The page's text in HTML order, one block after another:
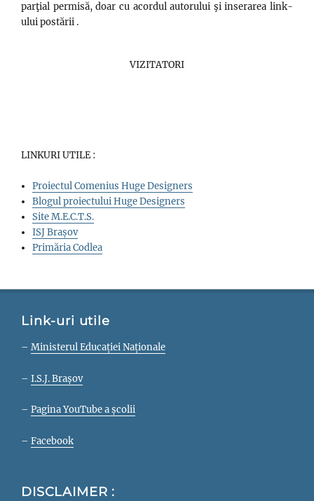
parţial permisă, doar cu acordul autorului şi inserarea link-
ului postării .
VIZITATORI
LINKURI UTILE :
Proiectul Comenius Huge Designers
Blogul proiectului Huge Designers
Site M.E.C.T.S.
ISJ Brașov
Primăria Codlea
Link-uri utile
– Ministerul Educației Naționale
– I.S.J. Brașov
– Pagina YouTube a școlii
– Facebook
DISCLAIMER :